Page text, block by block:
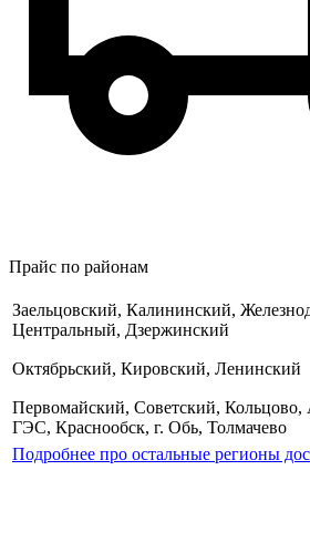
Прайс по районам
Заельцовский, Калининский,
Центральный, Дзержинский
Октябрьский, Кировский, Ленинский
Первомайский, Советский, Кольцово,
ГЭС, Краснообск, г. Обь, Толмачево
Подробнее про остальные регионы